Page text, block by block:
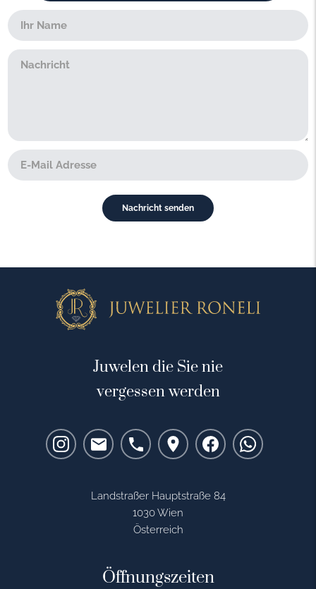
Juwelen die Sie nie
vergessen werden
Landstraßer Hauptstraße 84
1030 Wien
Österreich
Öffnungszeiten